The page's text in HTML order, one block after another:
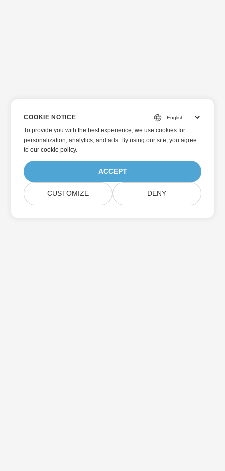
COOKIE NOTICE
To provide you with the best experience, we use cookies for
personalization, analytics, and ads. By using our site, you agree
toour cookie policy.
ACCEPT
CUSTOMIZE DENY